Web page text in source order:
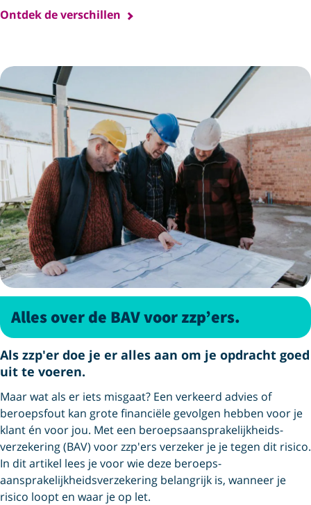
Ontdek de verschillen
Alles over de BAV voor zzp’ers.
Als zzp'er doe je er alles aan om je opdracht goed
uit te voeren.
Maar wat als er iets misgaat? Een verkeerd advies of
beroepsfout kan grote financiële gevolgen hebben voor je
klant én voor jou. Met een beroeps­aansprakelijkheids­
verzekering (BAV) voor zzp'ers verzeker je je tegen dit risico.
In dit artikel lees je voor wie deze beroeps­
aansprakelijkheids­verzekering belangrijk is, wanneer je
risico loopt en waar je op let.